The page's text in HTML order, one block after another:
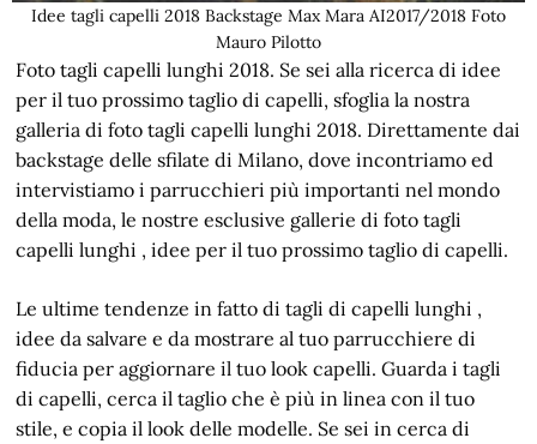
Idee tagli capelli 2018 Backstage Max Mara AI2017/2018 Foto
Mauro Pilotto
Foto tagli capelli lunghi 2018. Se sei alla ricerca di idee
per il tuo prossimo taglio di capelli, sfoglia la nostra
galleria di foto tagli capelli lunghi 2018. Direttamente dai
backstage delle sfilate di Milano, dove incontriamo ed
intervistiamo i parrucchieri più importanti nel mondo
della moda, le nostre esclusive gallerie di foto tagli
capelli lunghi , idee per il tuo prossimo taglio di capelli.
Le ultime tendenze in fatto di tagli di capelli lunghi ,
idee da salvare e da mostrare al tuo parrucchiere di
fiducia per aggiornare il tuo look capelli. Guarda i tagli
di capelli, cerca il taglio che è più in linea con il tuo
stile, e copia il look delle modelle. Se sei in cerca di